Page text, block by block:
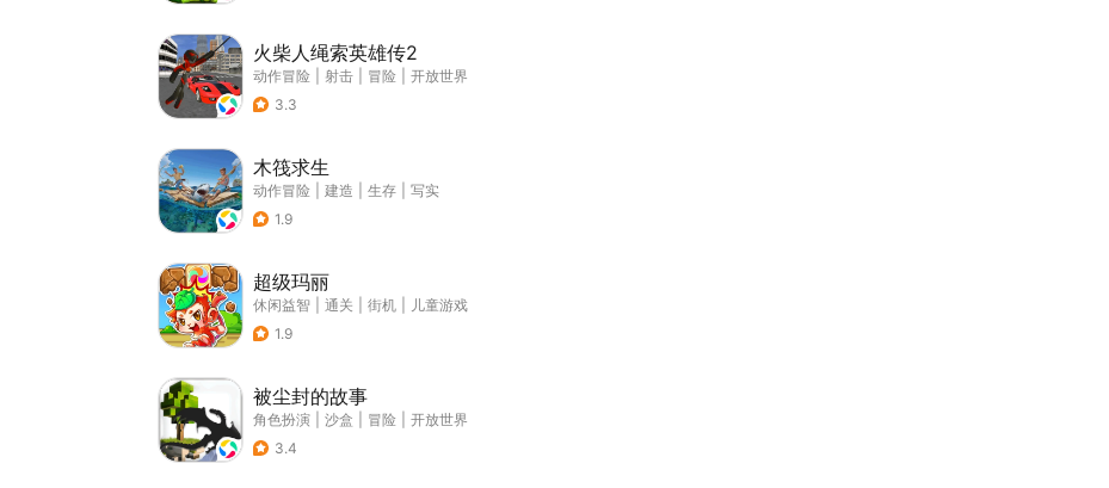
火柴人绳索英雄传2
动作冒险 射击 冒险
开放世界
3.3
木筏求生
动作冒险 建造 生存
写实
1.9
超级玛丽
休闲益智 通关 街机
儿童游戏
1.9
被尘封的故事
角色扮演 沙盒 冒险
开放世界
3.4